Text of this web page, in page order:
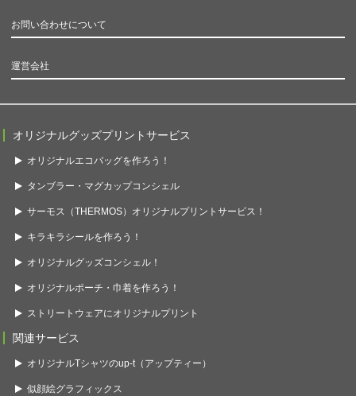
お問い合わせについて
運営会社
オリジナルグッズプリントサービス
オリジナルエコバッグを作ろう！
タンブラー・マグカップコンシェル
サーモス（THERMOS）オリジナルプリントサービス！
キラキラシールを作ろう！
オリジナルグッズコンシェル！
オリジナルポーチ・巾着を作ろう！
ストリートウェアにオリジナルプリント
関連サービス
オリジナルTシャツのup-t（アップティー）
似顔絵グラフィックス